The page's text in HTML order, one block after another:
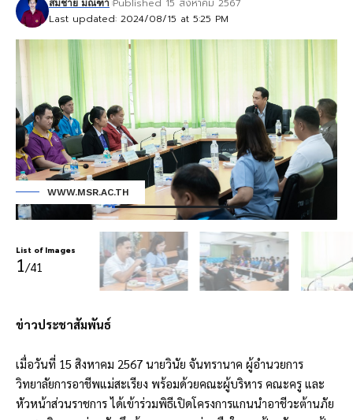
Last updated: 2024/08/15 at 5:25 PM
สมชาย มณฑา Published 15 สิงหาคม 2567
WWW.MSR.AC.TH
List of Images
1/41
ข่าวประชาสัมพันธ์
เมื่อวันที่ 15 สิงหาคม 2567 นายวินัย จันทรานาค ผู้อำนวยการ
วิทยาลัยการอาชีพแม่สะเรียง พร้อมด้วยคณะผู้บริหาร คณะครู และ
หัวหน้าส่วนราชการ ได้เข้าร่วมพิธีเปิดโครงการแกนนำอาชีวะต้านภัย